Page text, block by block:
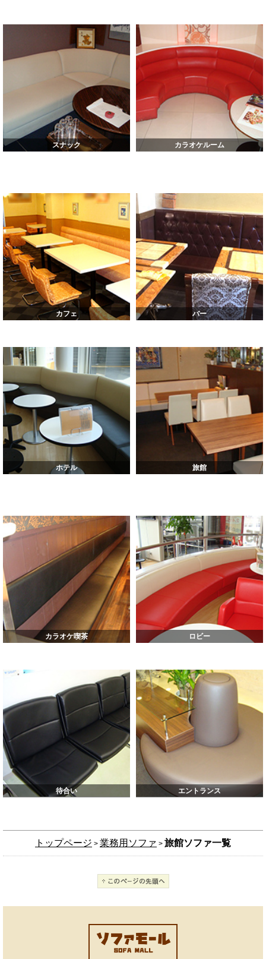
スナック カラオケルーム
カフェ バー
ホテル 旅館
カラオケ喫茶 ロビー
待合い エントランス
トップページ > 業務用ソファ > 旅館ソファ一覧